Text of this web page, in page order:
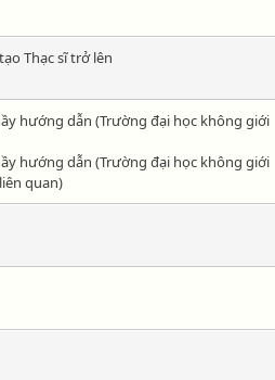
Thạc sĩ trở lên
hướng dẫn (Trường đại học không giới
hướng dẫn (Trường đại học không giới
quan)